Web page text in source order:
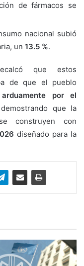
de fármacos se
nacional subió
un 13.5 %.
que estos
de que el pueblo
por el
que la
construyen con
diseñado para la